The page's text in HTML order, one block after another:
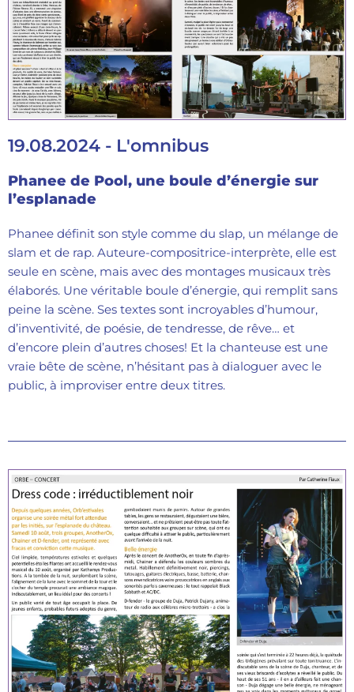
19.08.2024 - L'omnibus
Phanee de Pool, une boule d’énergie sur
l’esplanade
Phanee définit son style comme du slap, un mélange de
slam et de rap. Auteure-compositrice-interprète, elle est
seule en scène, mais avec des montages musicaux très
élaborés. Une véritable boule d’énergie, qui remplit sans
peine la scène. Ses textes sont incroyables d’humour,
d’inventivité, de poésie, de tendresse, de rêve… et
d’encore plein d’autres choses! Et la chanteuse est une
vraie bête de scène, n’hésitant pas à dialoguer avec le
public, à improviser entre deux titres.